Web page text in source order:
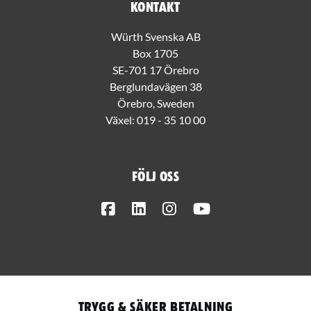
Kontakt
Würth Svenska AB
Box 1705
SE-701 17 Örebro
Berglundavägen 38
Örebro, Sweden
Växel: 019 - 35 10 00
Följ oss
FacebookLinkedInInstagram
Trygg & säker betalning